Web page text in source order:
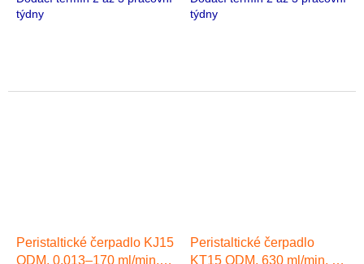
týdny
Stepper motor
týdny
Peristaltické čerpadlo KJ15
ODM, 0,013–170 ml/min, 1
Peristaltické čerpadlo
KT15 ODM, 630 ml/min, 1